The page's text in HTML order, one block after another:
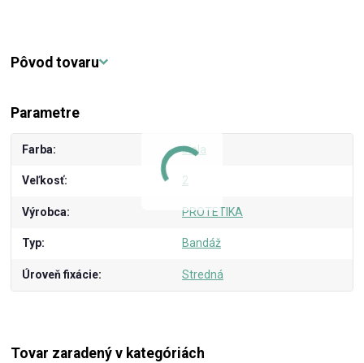
Pôvod tovaru
Parametre
Farba biela
Veľkosť 2
Výrobca PROTETIKA
Typ Bandáž
Úroveň fixácie Stredná
Tovar zaradený v kategóriách